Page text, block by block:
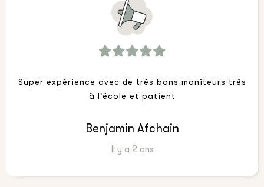
Super expérience avec de très bons moniteurs très
à l'école et patient
Benjamin Afchain
Il y a 2 ans